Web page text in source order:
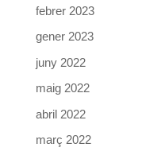
febrer 2023
gener 2023
juny 2022
maig 2022
abril 2022
març 2022